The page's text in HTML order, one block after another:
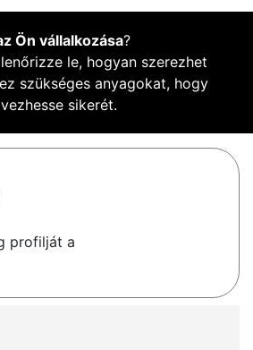
Ön vállalkozása?
le, hogyan szerezhet
szükséges anyagokat, hogy
sikerét.
profilját a